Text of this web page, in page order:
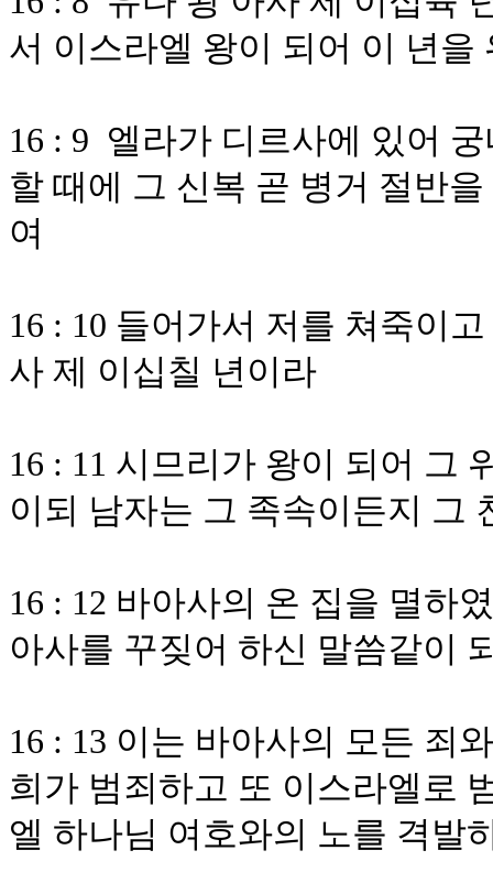
서 이스라엘 왕이 되어 이 년을
16 : 9 엘라가 디르사에 있어
할 때에 그 신복 곧 병거 절반
여
16 : 10 들어가서 저를 쳐죽이
사 제 이십칠 년이라
16 : 11 시므리가 왕이 되어 그
이되 남자는 그 족속이든지 그
16 : 12 바아사의 온 집을 멸하
아사를 꾸짖어 하신 말씀같이
16 : 13 이는 바아사의 모든 죄
희가 범죄하고 또 이스라엘로
엘 하나님 여호와의 노를 격발